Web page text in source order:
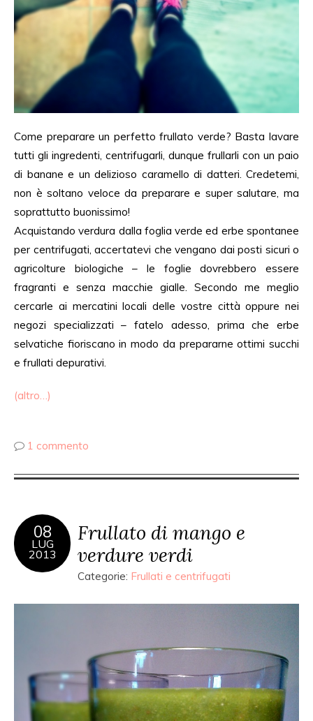
Come preparare un perfetto frullato verde? Basta lavare
tutti gli ingredenti, centrifugarli, dunque frullarli con un paio
di banane e un delizioso caramello di datteri. Credetemi,
non è soltano veloce da preparare e super salutare, ma
soprattutto buonissimo!
Acquistando verdura dalla foglia verde ed erbe spontanee
per centrifugati, accertatevi che vengano dai posti sicuri o
agricolture biologiche – le foglie dovrebbero essere
fragranti e senza macchie gialle. Secondo me meglio
cercarle ai mercatini locali delle vostre città oppure nei
negozi specializzati – fatelo adesso, prima che erbe
selvatiche fioriscano in modo da prepararne ottimi succhi
e frullati depurativi.
(altro…)
1 commento
08
LUG
2013
Frullato di mango e
verdure verdi
Categorie: Frullati e centrifugati